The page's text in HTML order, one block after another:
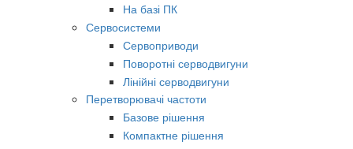
На базі ПК
Сервосистеми
Сервоприводи
Поворотні серводвигуни
Лінійні серводвигуни
Перетворювачі частоти
Базове рішення
Компактне рішення